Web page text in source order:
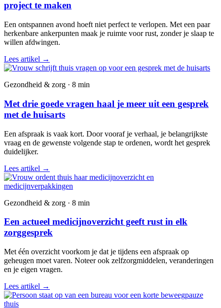
project te maken
Een ontspannen avond hoeft niet perfect te verlopen. Met een paar
herkenbare ankerpunten maak je ruimte voor rust, zonder je slaap te
willen afdwingen.
Lees artikel →
Gezondheid & zorg · 8 min
Met drie goede vragen haal je meer uit een gesprek
met de huisarts
Een afspraak is vaak kort. Door vooraf je verhaal, je belangrijkste
vraag en de gewenste volgende stap te ordenen, wordt het gesprek
duidelijker.
Lees artikel →
Gezondheid & zorg · 8 min
Een actueel medicijnoverzicht geeft rust in elk
zorggesprek
Met één overzicht voorkom je dat je tijdens een afspraak op
geheugen moet varen. Noteer ook zelfzorgmiddelen, veranderingen
en je eigen vragen.
Lees artikel →